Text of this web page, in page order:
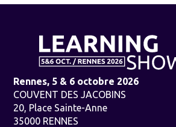
Rennes, 5 & 6 octobre 2026
COUVENT DES JACOBINS
20, Place Sainte-Anne
35000 RENNES